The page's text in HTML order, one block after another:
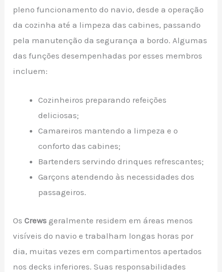
pleno funcionamento do navio, desde a operação
da cozinha até a limpeza das cabines, passando
pela manutenção da segurança a bordo. Algumas
das funções desempenhadas por esses membros
incluem:
Cozinheiros preparando refeições
deliciosas;
Camareiros mantendo a limpeza e o
conforto das cabines;
Bartenders servindo drinques refrescantes;
Garçons atendendo às necessidades dos
passageiros.
OsCrews geralmente residem em áreas menos
visíveis do navio e trabalham longas horas por
dia, muitas vezes em compartimentos apertados
nos decks inferiores. Suas responsabilidades